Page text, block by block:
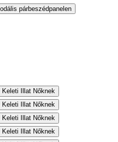
párbeszédpanelen